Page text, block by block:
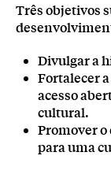
Três objetivos
Divulgar a
Fortalecer
acesso
cultural.
Promover
para uma